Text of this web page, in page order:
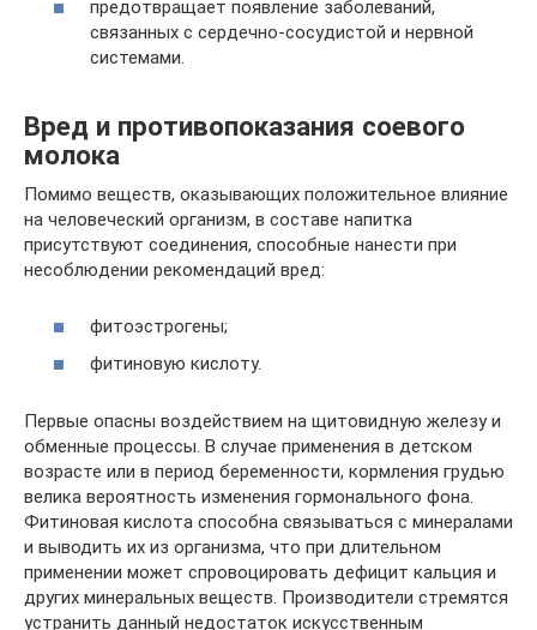
предотвращает появление заболеваний,
связанных с сердечно-сосудистой и нервной
системами.
Вред и противопоказания соевого
молока
Помимо веществ, оказывающих положительное влияние
на человеческий организм, в составе напитка
присутствуют соединения, способные нанести при
несоблюдении рекомендаций вред:
фитоэстрогены;
фитиновую кислоту.
Первые опасны воздействием на щитовидную железу и
обменные процессы. В случае применения в детском
возрасте или в период беременности, кормления грудью
велика вероятность изменения гормонального фона.
Фитиновая кислота способна связываться с минералами
и выводить их из организма, что при длительном
применении может спровоцировать дефицит кальция и
других минеральных веществ. Производители стремятся
устранить данный недостаток искусственным